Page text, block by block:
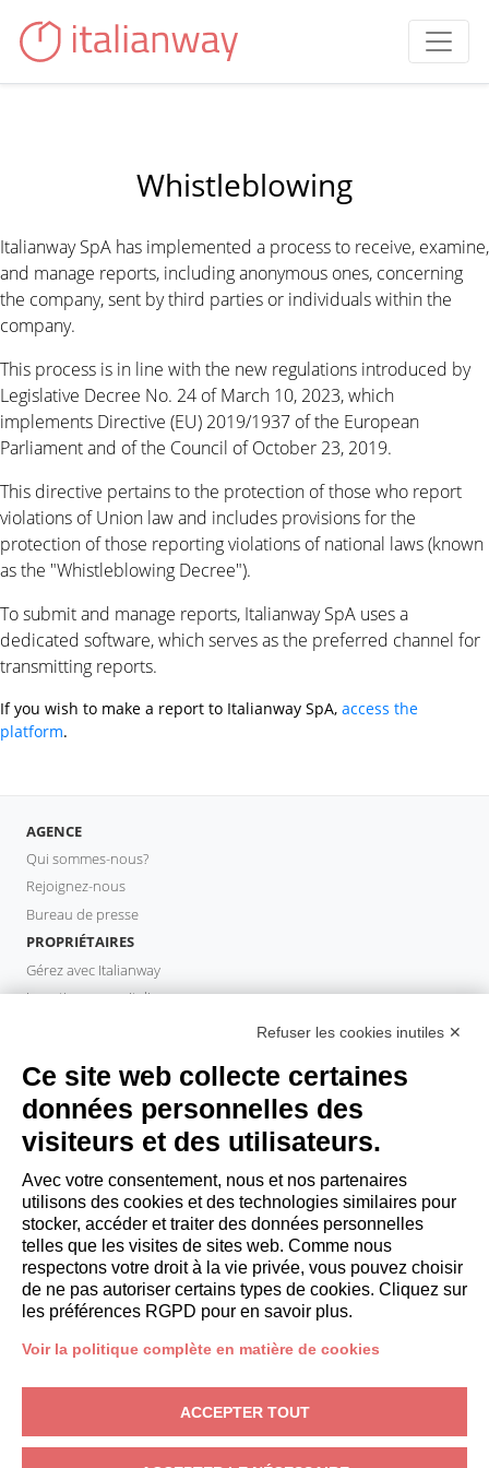
Whistleblowing
Italianway SpA has implemented a process to receive, examine,
and manage reports, including anonymous ones, concerning
the company, sent by third parties or individuals within the
company.
This process is in line with the new regulations introduced by
Legislative Decree No. 24 of March 10, 2023, which
implements Directive (EU) 2019/1937 of the European
Parliament and of the Council of October 23, 2019.
This directive pertains to the protection of those who report
violations of Union law and includes provisions for the
protection of those reporting violations of national laws (known
as the "Whistleblowing Decree").
To submit and manage reports, Italianway SpA uses a
dedicated software, which serves as the preferred channel for
transmitting reports.
If you wish to make a report to Italianway SpA, access the
platform.
AGENCE
Qui sommes-nous?
Rejoignez-nous
Bureau de presse
PROPRIÉTAIRES
Gérez avec Italianway
Investissez avec Italianway
Devenir partenaire
Italianway Academy
INVITÉS
Séjour longue durée
Expériences pour les clients
Reductions pour les clients
Conventions pour les entreprises
booking@italianway.house
Siège opérationnel:Via Luisa Battistotti Sassi 11 - 20133 MI
Via Luisa Battistotti Sassi 11 - 20133 MI
Refuser les cookies inutiles ✕
Ce site web collecte certaines
données personnelles des
visiteurs et des utilisateurs.
Avec votre consentement, nous et nos partenaires
utilisons des cookies et des technologies similaires pour
stocker, accéder et traiter des données personnelles
telles que les visites de sites web. Comme nous
respectons votre droit à la vie privée, vous pouvez choisir
de ne pas autoriser certains types de cookies. Cliquez sur
les préférences RGPD pour en savoir plus.
Voir la politique complète en matière de cookies
ACCEPTER TOUT